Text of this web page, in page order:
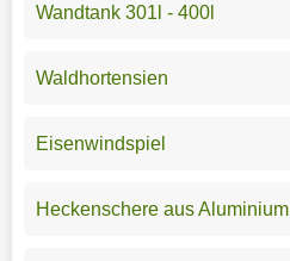
Wandtank 301l - 400l
Waldhortensien
Eisenwindspiel
Heckenschere aus Aluminium